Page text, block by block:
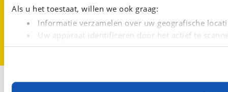
Als u het toestaat, willen we ook graag:
Informatie verzamelen over uw geografische
Uw apparaat identificeren door het actief te
Lees meer over hoe uw persoonlijke gegevens worden
Met cookies en vergelijkbare technieken zorgen we
CookievoorkeurenVacatures